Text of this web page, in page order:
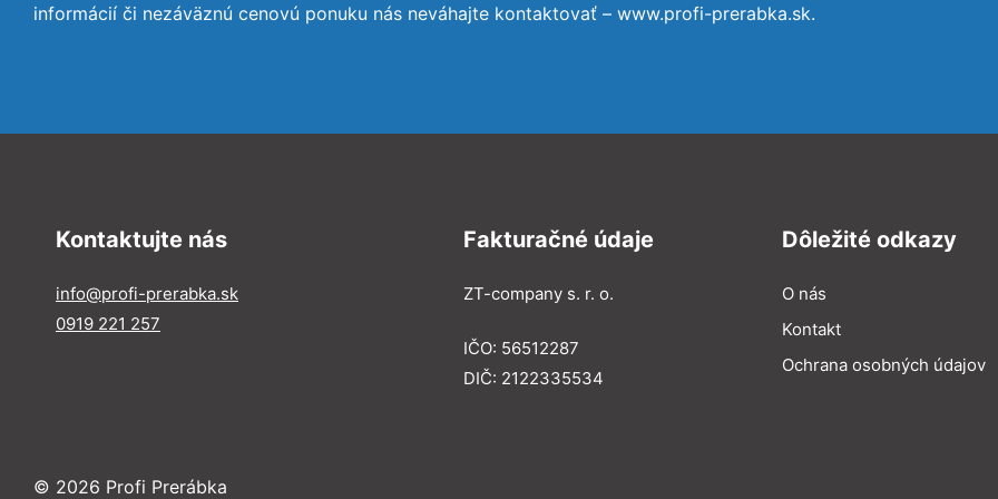
informácií či nezáväznú cenovú ponuku nás neváhajte kontaktovať – www.profi-prerabka.sk.
Kontaktujte nás
info@profi-prerabka.sk
0919 221 257
Fakturačné údaje
ZT-company s. r. o.
IČO: 56512287
DIČ: 2122335534
Dôležité odkazy
O nás
Kontakt
Ochrana osobných údajov
© 2026 Profi Prerábka